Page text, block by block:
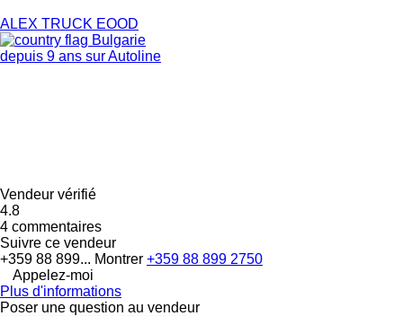
ALEX TRUCK EOOD
Bulgarie
depuis 9 ans sur Autoline
Vendeur vérifié
4.8
4 commentaires
Suivre ce vendeur
+359 88 899... Montrer +359 88 899 2750
Appelez-moi
Plus d'informations
Poser une question au vendeur